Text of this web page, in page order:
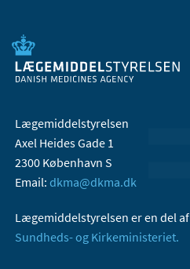
Lægemiddelstyrelsen
Axel Heides Gade 1
2300 København S
Email: dkma@dkma.dk
Lægemiddelstyrelsen er en del af
Sundheds- og Kirkeministeriet.